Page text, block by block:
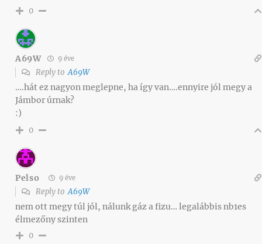
0
A69W 9 éve
Reply toA69W
….hát ez nagyon meglepne, ha így van….ennyire jól megy a
Jámbor úrnak?
:)
0
Pelso 9 éve
Reply toA69W
nem ott megy túl jól, nálunk gáz a fizu… legalábbis nb1es
élmezőny szinten
0